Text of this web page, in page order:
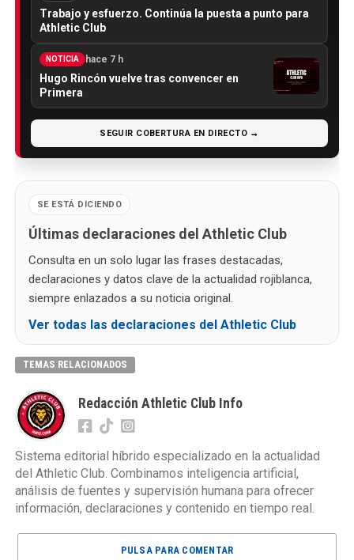
Trabajo y esfuerzo. Continúa la puesta a punto para
Athletic Club
NOTICIA hace 7 h
Hugo Rincón vuelve tras convencer en
Primera
SEGUIR COBERTURA EN DIRECTO →
SE ESTÁ DICIENDO
Últimas declaraciones del Athletic Club
Consulta en un solo lugar las frases destacadas,
declaraciones y datos clave de la actualidad rojiblanca,
siempre enlazados a su noticia original.
Ver todas las declaraciones del Athletic Club
TEMAS RELACIONADOS
Redacción Athletic Club Info
Sistema editorial híbrido especializado en la actualidad
del Athletic Club. Combinamos inteligencia artificial,
análisis de fuentes y supervisión humana para ofrecer
información, declaraciones y contenido en tiempo real.
PULSA PARA COMENTAR